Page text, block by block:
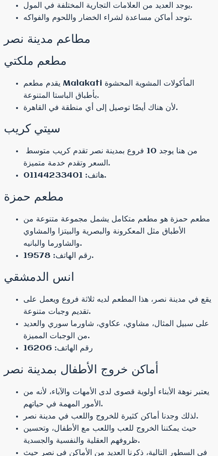
يوجد العديد من العلامات التجارية المختلفة في المول.
توجد أماكن مساعدة لشراء الخضار واللحوم والفواكه.
مطاعم مدينة نصر
مطعم ملكتي
يقدم مطعم Malakati المأكولات المشوية المحشوة
بأطباق الباستا المتنوعة.
لأن هناك أيضًا توصيل إلى أي منطقة في القاهرة.
سيتي كريب
من هنا يوجد 10 فروع بمدينة نصر تقدم كريب متوسط ​​
السعر وتقدم خدمة متميزة.
هاتف: 01144233401.
مطعم حمزة
مطعم حمزة هو مطعم متكامل يشمل مجموعة متنوعة من
الأطباق مثل المعكرونة والبصرية والبيتزا والمشاوي
والشاورما والبانيه.
رقم الهاتف: 19578.
انس الدمشقي
يقع في مدينة نصر، هذا المطعم لديه ثلاثة فروع ويعمل على
تقديم وجبات متنوعة.
على سبيل المثال، مشاوي، عكاوي، شاورما سوري والعديد
من الوجبات المميزة.
رقم الهاتف: 16206
أماكن خروج الأطفال بمدينة نصر
يعتبر نوهة الأبناء أولوية قصوى لدى الأمهات والآباء، لأنه من
الأمور المهمة في حياتهم.
لذلك وجدنا أماكن كثيرة للخروج واللعب في مدينة نصر.
حيث يمكننا الخروج للعب واللعب مع الأطفال، وتحسين
ظروفهم العقلية والنفسية والجسدية.
في السطور التالية، ذكرنا العديد من الأماكن في نصر حيث